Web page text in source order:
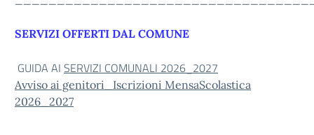
SERVIZI OFFERTI DAL COMUNE
GUIDA AI SERVIZI COMUNALI 2026_2027
Avviso ai genitori_Iscrizioni MensaScolastica
2026_2027